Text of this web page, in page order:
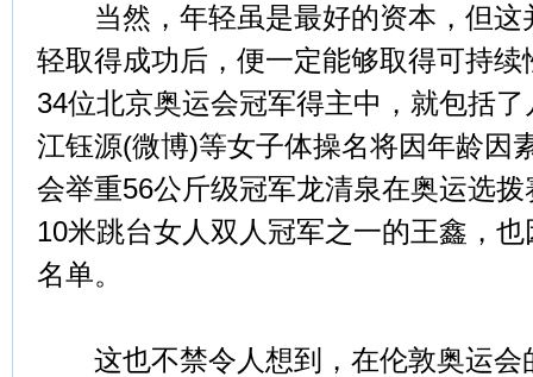
当然，年轻虽是最好的资本，但这
轻取得成功后，便一定能够取得可持
34位北京奥运会冠军得主中，就包括
江钰源(微博)等女子体操名将因年龄因
会举重56公斤级冠军龙清泉在奥运选
10米跳台女人双人冠军之一的王鑫，
名单。
这也不禁令人想到，在伦敦奥运会